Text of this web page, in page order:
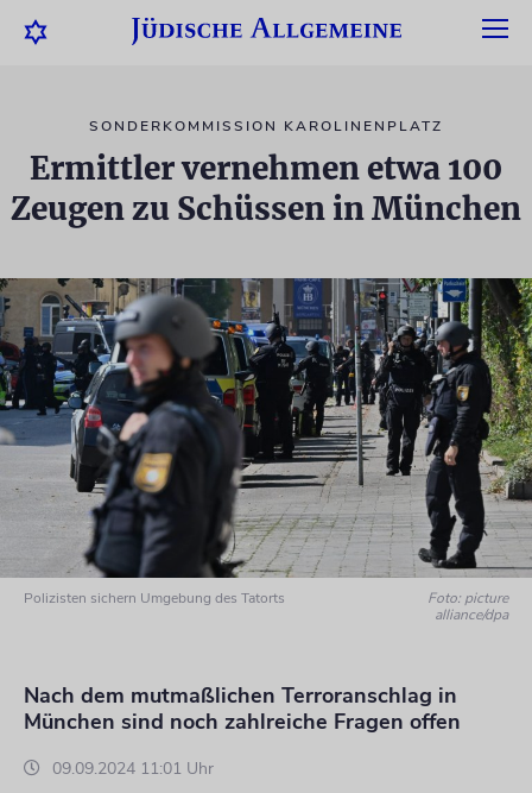
SONDERKOMMISSION KAROLINENPLATZ
Ermittler vernehmen etwa 100
Zeugen zu Schüssen in München
Polizisten sichern Umgebung des Tatorts
Foto: picture
alliance/dpa
Nach dem mutmaßlichen Terroranschlag in
München sind noch zahlreiche Fragen offen
09.09.2024 11:01 Uhr